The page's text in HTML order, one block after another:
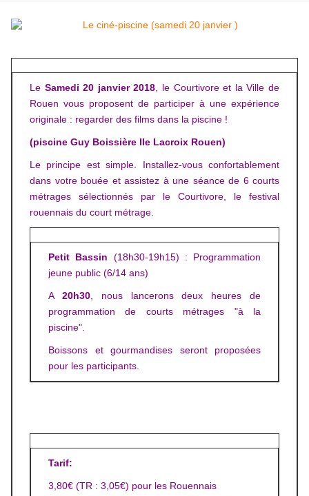
Le Samedi 20 janvier 2018 , le Courtivore et la Ville de
Rouen vous proposent de participer à une expérience
originale : regarder des films dans la piscine !
(piscine Guy Boissière Ile Lacroix Rouen)
Le principe est simple. Installez-vous confortablement
dans votre bouée et assistez à une séance de 6 courts
métrages sélectionnés par le Courtivore, le festival
rouennais du court métrage.
Petit Bassin (18h30-19h15) : Programmation
jeune public (6/14 ans)
A 20h30, nous lancerons deux heures de
programmation de courts métrages "à la
piscine".
Boissons et gourmandises seront proposées
pour les participants.
Tarif:
3,80€ (TR : 3,05€) pour les Rouennais